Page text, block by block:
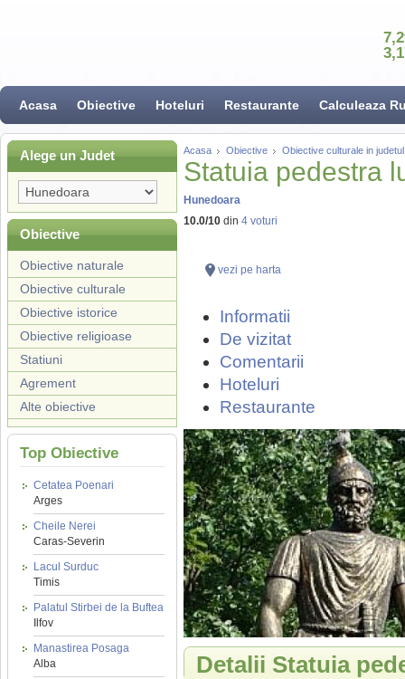
Acasa Obiective Hoteluri Restaurante Calculeaza
Alege un Judet
Obiective
Obiective naturale
Obiective culturale
Obiective istorice
Obiective religioase
Statiuni
Agrement
Alte obiective
Top Obiective
Cetatea Poenari
Arges
Cheile Nerei
Caras-Severin
Lacul Surduc
Timis
Palatul Stirbei de la Buftea
Ilfov
Manastirea Posaga
Alba
Acasa Obiective Obiective culturale in
Statuia pedestra
Hunedoara
10.0/10 din 4 voturi
vezi pe harta
Informatii
De vizitat
Comentarii
Hoteluri
Restaurante
Detalii Statuia